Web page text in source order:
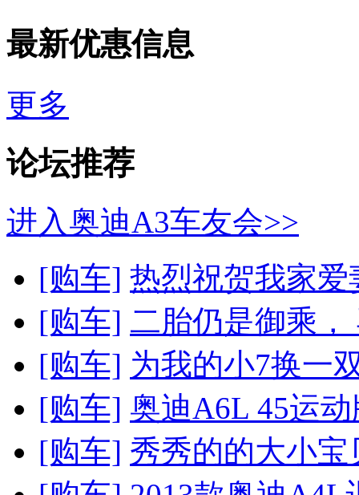
最新优惠信息
更多
论坛推荐
进入奥迪A3车友会>>
[购车] 热烈祝贺我家
[购车] 二胎仍是御乘
[购车] 为我的小7换一
[购车] 奥迪A6L 45运
[购车] 秀秀的的大小